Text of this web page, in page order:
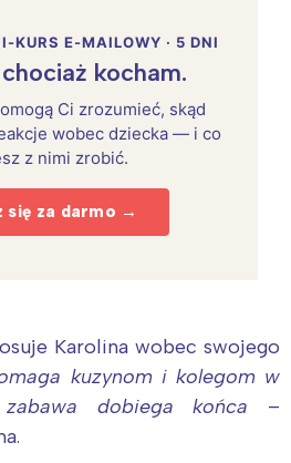
KURS E-MAILOWY · 5 DNI
kocham.
Ci zrozumieć, skąd
wobec dziecka — i co
z nimi zrobić.
się za darmo →
Karolina wobec swojego
kuzynom i kolegom w
dobiega końca –